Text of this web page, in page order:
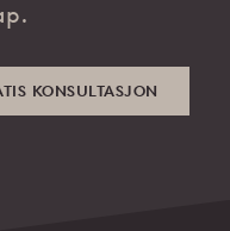
KONSULTASJON